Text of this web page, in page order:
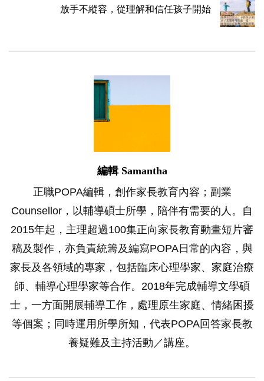
放手不縱容，從理解和信任孩子開始
編輯 Samantha
正職POPA編輯，創作家長教育內容；副業
Counsellor，以輔導碩士所學，陪伴有需要的人。自
2015年起，主理超過100集正向家長教育動畫短片審
稿及製作，亦負責統籌及編寫POPA日常的內容，與
家長及各領域的專家，包括臨床心理學家、家庭治療
師、輔導心理學家等合作。2018年完成輔導文學碩
士，一方面開展輔導工作，處理原生家庭、情緒困擾
等個案；同時運用所學所知，代表POPA回答家長教
養疑難及主持活動／講座。